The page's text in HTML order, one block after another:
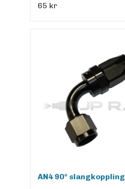
65 kr
AN4 90° slangkoppling